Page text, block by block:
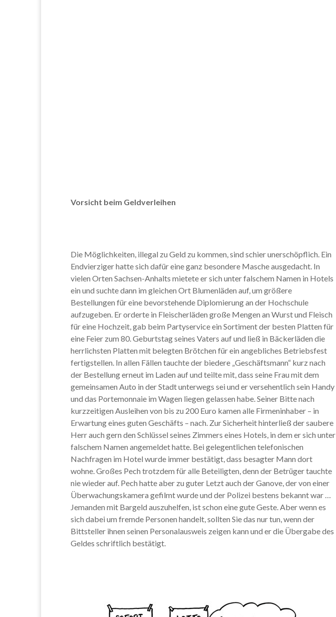
Vorsicht beim Geldverleihen
Die Möglichkeiten, illegal zu Geld zu kommen, sind schier unerschöpflich. Ein
Endvierziger hatte sich dafür eine ganz besondere Masche ausgedacht. In
vielen Orten Sachsen-Anhalts mietete er sich unter falschem Namen in Hotels
ein und suchte dann im gleichen Ort Blumenläden auf, um größere
Bestellungen für eine bevorstehende Diplomierung an der Hochschule
aufzugeben. Er orderte in Fleischerläden große Mengen an Wurst und Fleisch
für eine Hochzeit, gab beim Partyservice ein Sortiment der besten Platten für
eine Feier zum 80. Geburtstag seines Vaters auf und ließ in Bäckerläden die
herrlichsten Platten mit belegten Brötchen für ein angebliches Betriebsfest
fertigstellen. In allen Fällen tauchte der biedere „Geschäftsmann“ kurz nach
der Bestellung erneut im Laden auf und teilte mit, dass seine Frau mit dem
gemeinsamen Auto in der Stadt unterwegs sei und er versehentlich sein Handy
und das Portemonnaie im Wagen liegen gelassen habe. Seiner Bitte nach
kurzzeitigen Ausleihen von bis zu 200 Euro kamen alle Firmeninhaber – in
Erwartung eines guten Geschäfts – nach. Zur Sicherheit hinterließ der saubere
Herr auch gern den Schlüssel seines Zimmers eines Hotels, in dem er sich unter
falschem Namen angemeldet hatte. Bei gelegentlichen telefonischen
Nachfragen im Hotel wurde immer bestätigt, dass besagter Mann dort
wohne. Großes Pech trotzdem für alle Beteiligten, denn der Betrüger tauchte
nie wieder auf. Pech hatte aber zu guter Letzt auch der Ganove, der von einer
Überwachungskamera gefilmt wurde und der Polizei bestens bekannt war …
Jemanden mit Bargeld auszuhelfen, ist schon eine gute Geste. Aber wenn es
sich dabei um fremde Personen handelt, sollten Sie das nur tun, wenn der
Bittsteller ihnen seinen Personalausweis zeigen kann und er die Übergabe des
Geldes schriftlich bestätigt.